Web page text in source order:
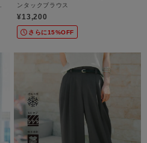
ンタックブラウス
¥13,200
さらに15%OFF